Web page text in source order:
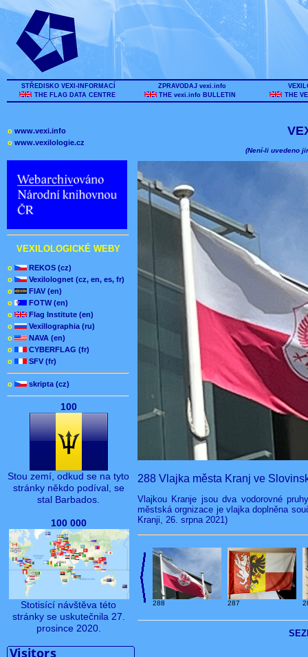
STŘEDISKO VEXI-INFORMACÍ
THE FLAG DATA CENTRE
ZPRAVODAJ vexi.info
THE vexi.info BULLETIN
THE
o www.vexi.info
o www.vexilologie.cz
VEXILOLOGICKÉ WEBY
o
REKOS (cz)
o
Vexilolognet (cz, en, es, fr)
o
FIAV (en)
o
FOTW (en)
o
Flag Institute (en)
o
Vexillographia (ru)
o
NAVA (en)
o
CYBERFLAG (fr)
o
SFV (fr)
o skripta (cz)
100
Stou zemí, odkud se na tyto
stránky někdo podíval, se
stal Barbados.
100 000
Stotisící návštěva této
stránky se uskutečnila 27.
prosince 2020.
(Není-li uvedeno
288 Vlajka města Kranj ve
Vlajkou Kranje jsou dva vodorovné
městská orgnizace je vlajka doplněna
Kranji, 26. srpna 2021)
288 287